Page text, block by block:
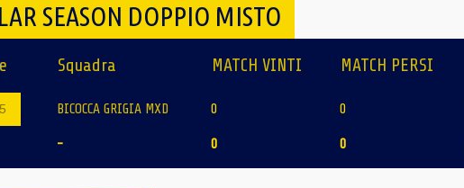
SEASON DOPPIO MISTO
Squadra MATCH VINTI MATCH PERSI
BICOCCA GRIGIA MXD 0 0
- 0 0